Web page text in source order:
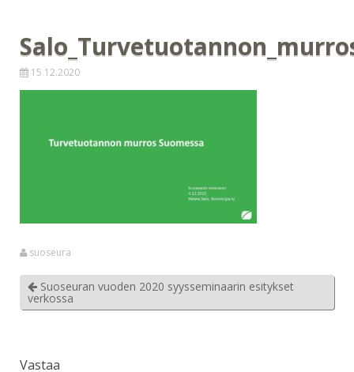
15.12.2020
suoseura
Suoseuran vuoden 2020 syysseminaarin esitykset
verkossa
Vastaa